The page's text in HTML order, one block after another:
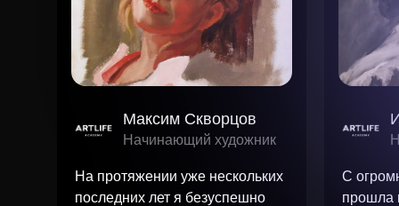
На протяжении уже нескольких
последних лет я безуспешно
С
прошла
Максим Скворцов
Начинающий художник